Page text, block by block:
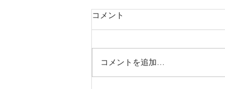
コメント
コメントを追加…